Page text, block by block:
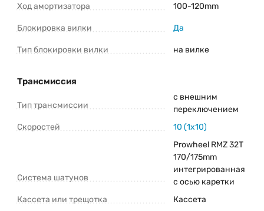
Ход амортизатора
100-120mm
Блокировка вилки Да
Тип блокировки вилки на вилке
Трансмиссия
Тип трансмиссии
с внешним
переключением
Скоростей
10 (1x10)
Система шатунов
Prowheel RMZ 32T
170/175mm
интегрированная
с осью каретки
Кассета или трещотка
Кассета